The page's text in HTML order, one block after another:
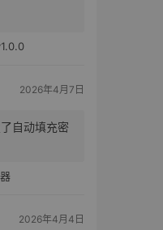
2026年4月7日
自动填充密
2026年4月4日